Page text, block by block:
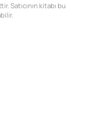
Satıcının kitabı bu